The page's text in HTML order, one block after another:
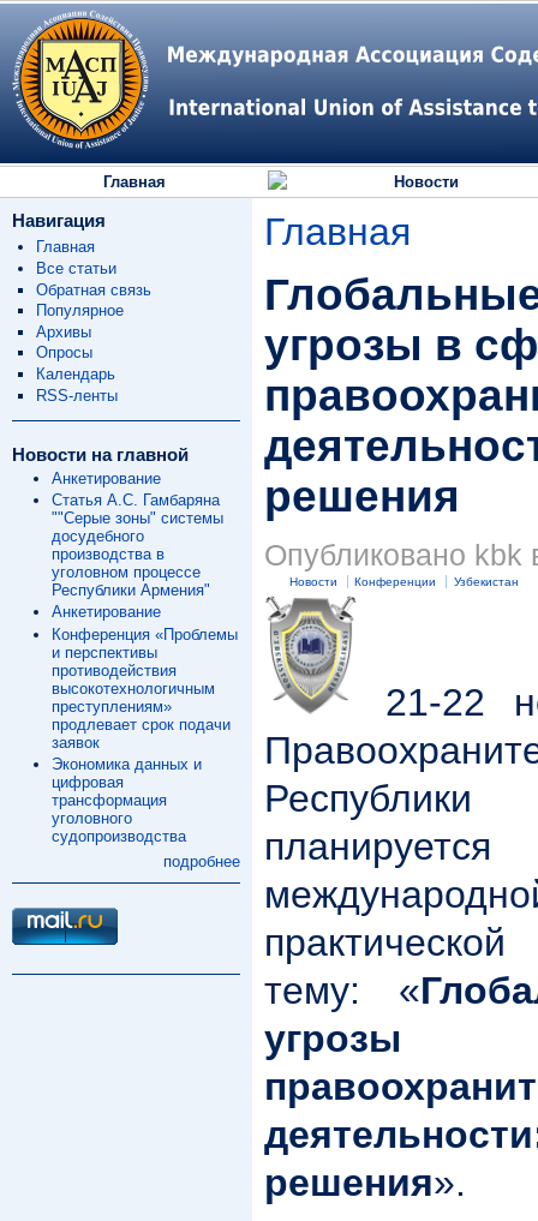
Главная Новости
Навигация
Главная
Все статьи
Обратная связь
Популярное
Архивы
Опросы
Календарь
RSS-ленты
Новости на главной
Анкетирование
Статья А.С. Гамбаряна
""Серые зоны" системы
досудебного
производства в
уголовном процессе
Республики Армения"
Анкетирование
Конференция «Проблемы
и перспективы
противодействия
высокотехнологичным
преступлениям»
продлевает срок подачи
заявок
Экономика данных и
цифровая
трансформация
уголовного
судопроизводства
подробнее
Главная
угрозы в
решения
Опубликовано kbk
Новости Конференции Узбекистан
21-22
тему: «
решения».